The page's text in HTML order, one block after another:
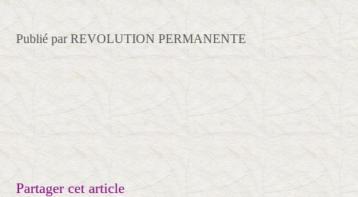
Publié par REVOLUTION PERMANENTE
Partager cet article